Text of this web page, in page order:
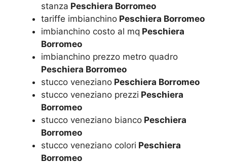
stanza Peschiera Borromeo
tariffe imbianchino Peschiera Borromeo
imbianchino costo al mq Peschiera
Borromeo
imbianchino prezzo metro quadro
Peschiera Borromeo
stucco veneziano Peschiera Borromeo
stucco veneziano prezzi Peschiera
Borromeo
stucco veneziano bianco Peschiera
Borromeo
stucco veneziano colori Peschiera
Borromeo